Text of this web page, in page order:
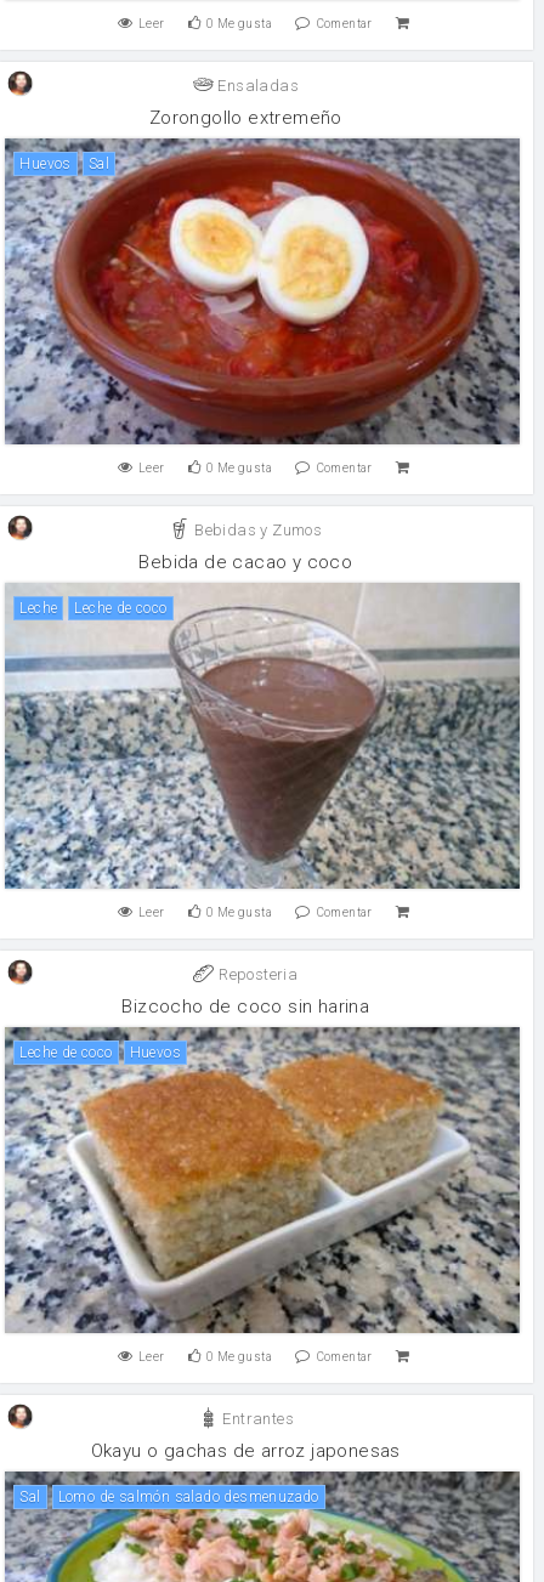
Leer 0 Me gusta Comentar
Ensaladas
Zorongollo extremeño
huevos sal
Leer 0 Me gusta Comentar
Bebidas y Zumos
Bebida de cacao y coco
leche Leche de coco
Leer 0 Me gusta Comentar
Reposteria
Bizcocho de coco sin harina
Leche de coco huevos
Leer 0 Me gusta Comentar
Entrantes
Okayu o gachas de arroz japonesas
sal Lomo de salmón salado desmenuzado